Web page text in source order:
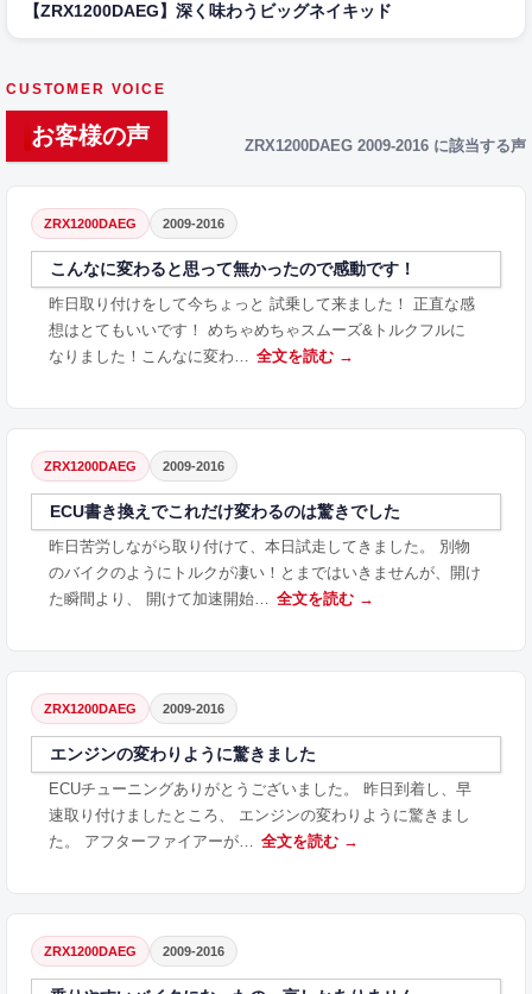
【ZRX1200DAEG】深く味わうビッグネイキッド
CUSTOMER VOICE
お客様の声 ZRX1200DAEG 2009-2016 に該当する声
ZRX1200DAEG 2009-2016
こんなに変わると思って無かったので感動です！
昨日取り付けをして今ちょっと 試乗して来ました！ 正直な感
想はとてもいいです！ めちゃめちゃスムーズ&トルクフルに
なりました！こんなに変わ…
全文を読む →
ZRX1200DAEG 2009-2016
ECU書き換えでこれだけ変わるのは驚きでした
昨日苦労しながら取り付けて、本日試走してきました。 別物
のバイクのようにトルクが凄い！とまではいきませんが、開け
た瞬間より、 開けて加速開始…
全文を読む →
ZRX1200DAEG 2009-2016
エンジンの変わりように驚きました
ECUチューニングありがとうございました。 昨日到着し、早
速取り付けましたところ、 エンジンの変わりように驚きまし
た。 アフターファイアーが…
全文を読む →
ZRX1200DAEG 2009-2016